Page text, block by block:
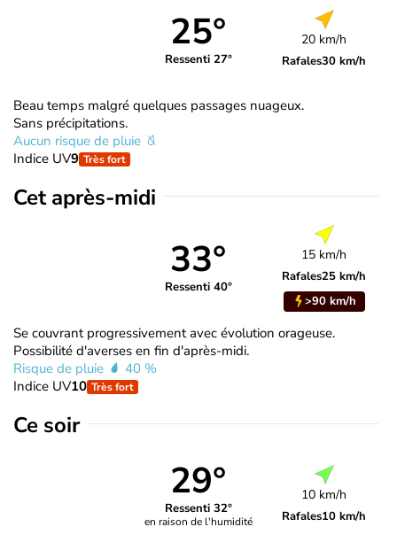
25°
Ressenti 27°
20 km/h
Rafales30 km/h
Beau temps malgré quelques passages nuageux.
Sans précipitations.
Aucun risque de pluie
Indice UV9 Très fort
Cet après-midi
33°
Ressenti 40°
15 km/h
Rafales25 km/h
>90 km/h
Se couvrant progressivement avec évolution orageuse.
Possibilité d'averses en fin d'après-midi.
Risque de pluie
40 %
Indice UV10 Très fort
Ce soir
29°
Ressenti 32°
en raison de l'humidité
10 km/h
Rafales10 km/h